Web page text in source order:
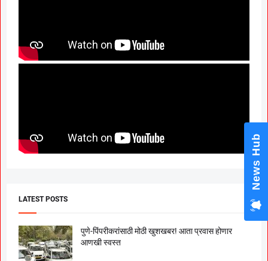
LATEST POSTS
पुणे-पिंपरीकरांसाठी मोठी खुशखबर! आता प्रवास होणार
आणखी स्वस्त
News Hub